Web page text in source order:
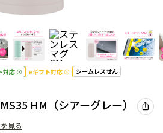
対応 eギフト対応
シームレスせん
HM（シアーグレー）
見る